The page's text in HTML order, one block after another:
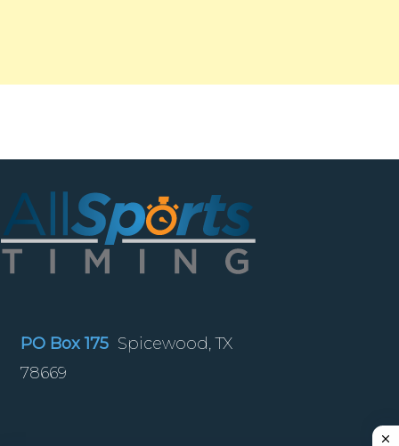
PO Box 175 Spicewood, TX
78669